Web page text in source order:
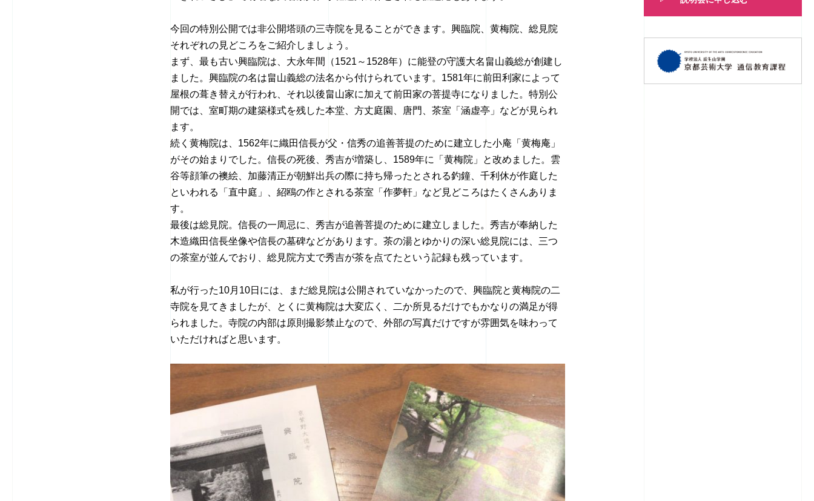
今回の特別公開では非公開塔頭の三寺院を見ることができます。興臨院、黄梅院、総見院
それぞれの見どころをご紹介しましょう。
まず、最も古い興臨院は、大永年間（1521～1528年）に能登の守護大名畠山義総が創建し
ました。興臨院の名は畠山義総の法名から付けられています。1581年に前田利家によって
屋根の葺き替えが行われ、それ以後畠山家に加えて前田家の菩提寺になりました。特別公
開では、室町期の建築様式を残した本堂、方丈庭園、唐門、茶室「涵虚亭」などが見られ
ます。
続く黄梅院は、1562年に織田信長が父・信秀の追善菩提のために建立した小庵「黄梅庵」
がその始まりでした。信長の死後、秀吉が増築し、1589年に「黄梅院」と改めました。雲
谷等顔筆の襖絵、加藤清正が朝鮮出兵の際に持ち帰ったとされる釣鐘、千利休が作庭した
といわれる「直中庭」、紹鴎の作とされる茶室「作夢軒」など見どころはたくさんありま
す。
最後は総見院。信長の一周忌に、秀吉が追善菩提のために建立しました。秀吉が奉納した
木造織田信長坐像や信長の墓碑などがあります。茶の湯とゆかりの深い総見院には、三つ
の茶室が並んでおり、総見院方丈で秀吉が茶を点てたという記録も残っています。
私が行った10月10日には、まだ総見院は公開されていなかったので、興臨院と黄梅院の二
寺院を見てきましたが、とくに黄梅院は大変広く、二か所見るだけでもかなりの満足が得
られました。寺院の内部は原則撮影禁止なので、外部の写真だけですが雰囲気を味わって
いただければと思います。